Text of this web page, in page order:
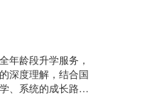
年龄段升学服务，
深度理解，结合国
、系统的成长路